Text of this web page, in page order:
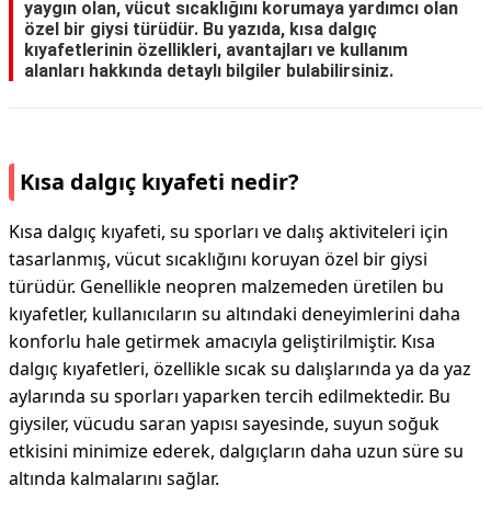
yaygın olan, vücut sıcaklığını korumaya yardımcı olan
özel bir giysi türüdür. Bu yazıda, kısa dalgıç
kıyafetlerinin özellikleri, avantajları ve kullanım
alanları hakkında detaylı bilgiler bulabilirsiniz.
Kısa dalgıç kıyafeti nedir?
Kısa dalgıç kıyafeti, su sporları ve dalış aktiviteleri için
tasarlanmış, vücut sıcaklığını koruyan özel bir giysi
türüdür. Genellikle neopren malzemeden üretilen bu
kıyafetler, kullanıcıların su altındaki deneyimlerini daha
konforlu hale getirmek amacıyla geliştirilmiştir. Kısa
dalgıç kıyafetleri, özellikle sıcak su dalışlarında ya da yaz
aylarında su sporları yaparken tercih edilmektedir. Bu
giysiler, vücudu saran yapısı sayesinde, suyun soğuk
etkisini minimize ederek, dalgıçların daha uzun süre su
altında kalmalarını sağlar.